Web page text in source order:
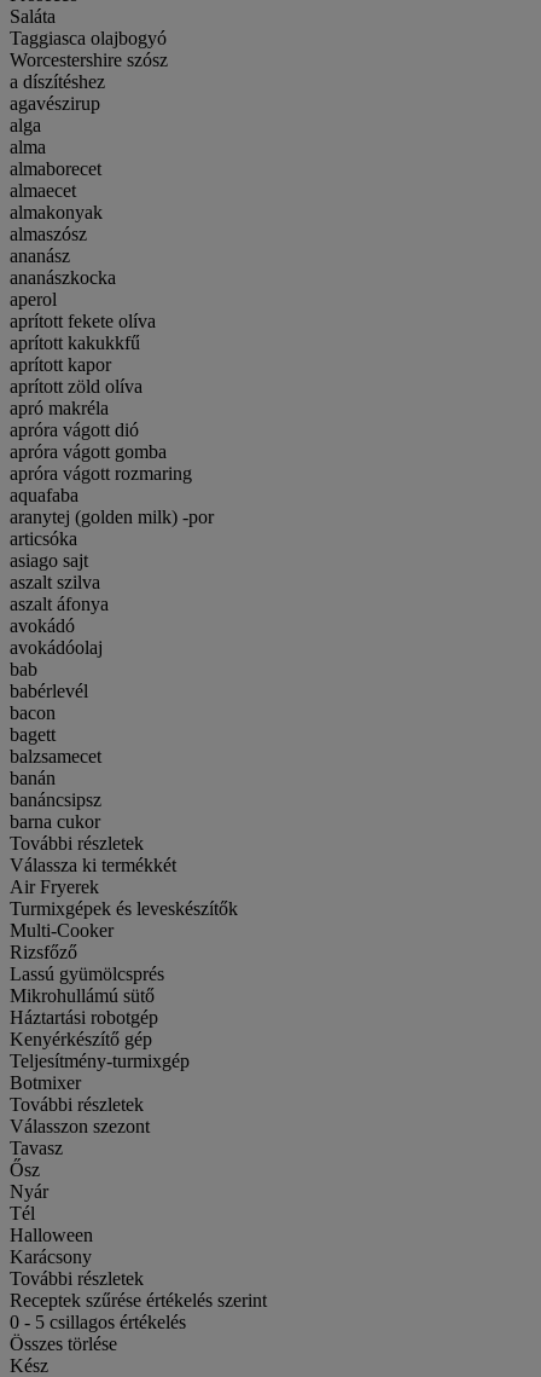
Saláta
Taggiasca olajbogyó
Worcestershire szósz
a díszítéshez
agavészirup
alga
alma
almaborecet
almaecet
almakonyak
almaszósz
ananász
ananászkocka
aperol
aprított fekete olíva
aprított kakukkfű
aprított kapor
aprított zöld olíva
apró makréla
apróra vágott dió
apróra vágott gomba
apróra vágott rozmaring
aquafaba
aranytej (golden milk) -por
articsóka
asiago sajt
aszalt szilva
aszalt áfonya
avokádó
avokádóolaj
bab
babérlevél
bacon
bagett
balzsamecet
banán
banáncsipsz
barna cukor
További részletek
Válassza ki termékkét
Air Fryerek
Turmixgépek és leveskészítők
Multi-Cooker
Rizsfőző
Lassú gyümölcsprés
Mikrohullámú sütő
Háztartási robotgép
Kenyérkészítő gép
Teljesítmény-turmixgép
Botmixer
További részletek
Válasszon szezont
Tavasz
Ősz
Nyár
Tél
Halloween
Karácsony
További részletek
Receptek szűrése értékelés szerint
0 - 5 csillagos értékelés
Összes törlése
Kész